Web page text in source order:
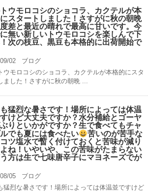
ウモロコシのショコラ、カクテルが本
スタートしました！さすがに秋の朝晩
差と最近の晴れで最高に甘いです。今
無い新しいトウモロコシを楽しんで下
次の枝豆、黒豆も本格的に出荷開始で
02
ブログ
ウモロコシのショコラ、カクテルが本格的にスタ
ました！さすがに秋の朝晩 ...
猛烈な暑さです！場所によっては体温
けど大丈夫ですか？水分補給とゴーヤ
りといかがですか？生で食べてもチャ
でも夏には食べたい
苦いのが苦手な
ツ塩水で暫く付けておくと苦味が減り
ね！いやいや、この苦味がたまらない
方は生で七味唐辛子にマヨネーズでが
05
ブログ
猛烈な暑さです！場所によっては体温並ですけど